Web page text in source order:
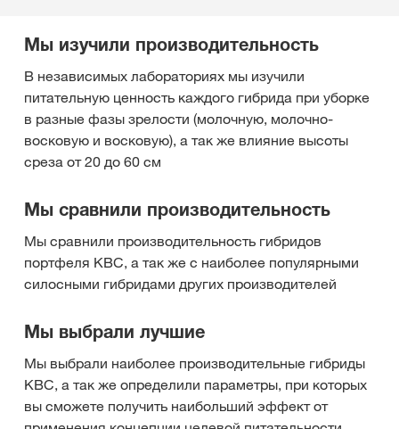
Мы изучили производительность
В независимых лабораториях мы изучили
питательную ценность каждого гибрида при уборке
в разные фазы зрелости (молочную, молочно-
восковую и восковую), а так же влияние высоты
среза от 20 до 60 см
Мы сравнили производительность
Мы сравнили производительность гибридов
портфеля КВС, а так же с наиболее популярными
силосными гибридами других производителей
Мы выбрали лучшие
Мы выбрали наиболее производительные гибриды
КВС, а так же определили параметры, при которых
вы сможете получить наибольший эффект от